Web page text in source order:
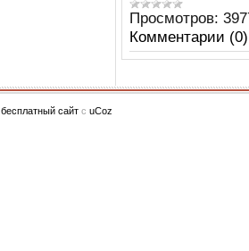
Просмотров:
Комментарии (0)
бесплатный сайт с uCoz